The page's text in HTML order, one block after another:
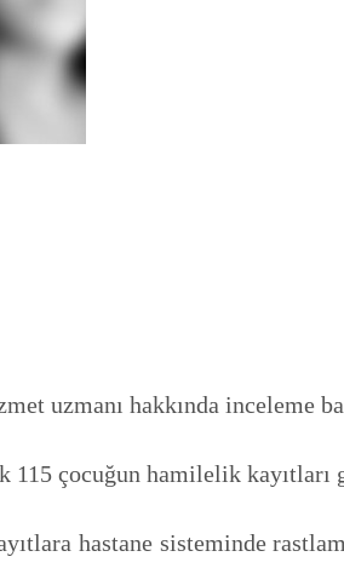
uzmanı hakkında inceleme
115 çocuğun hamilelik kayıtları
hastane sisteminde